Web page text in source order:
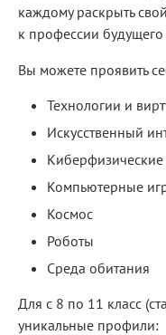
каждому раскрыть
к профессии будущего
Вы можете проявить
Технологии и
Искусственный
Киберфизические
Компьютерные
Космос
Роботы
Среда обитания
Для с 8 по 11 класс
уникальные профили: